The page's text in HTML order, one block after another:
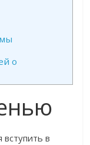
о
вступить в